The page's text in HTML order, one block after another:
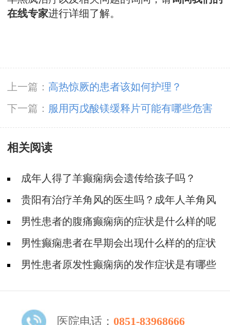
在线专家进行详细了解。
上一篇： 高热惊厥的患者该如何护理？
下一篇： 服用丙戊酸镁缓释片可能有哪些危害
相关阅读
成年人得了羊癫痫病会遗传给孩子吗？
贵阳有治疗羊角风的医生吗？成年人羊角风
如何预防?
男性患者的腹痛癫痫病的症状是什么样的呢
男性癫痫患者在早期会出现什么样的的症状
表现男性患者原发性癫痫病的发作症状是有哪些
医院电话： 0851-83968666